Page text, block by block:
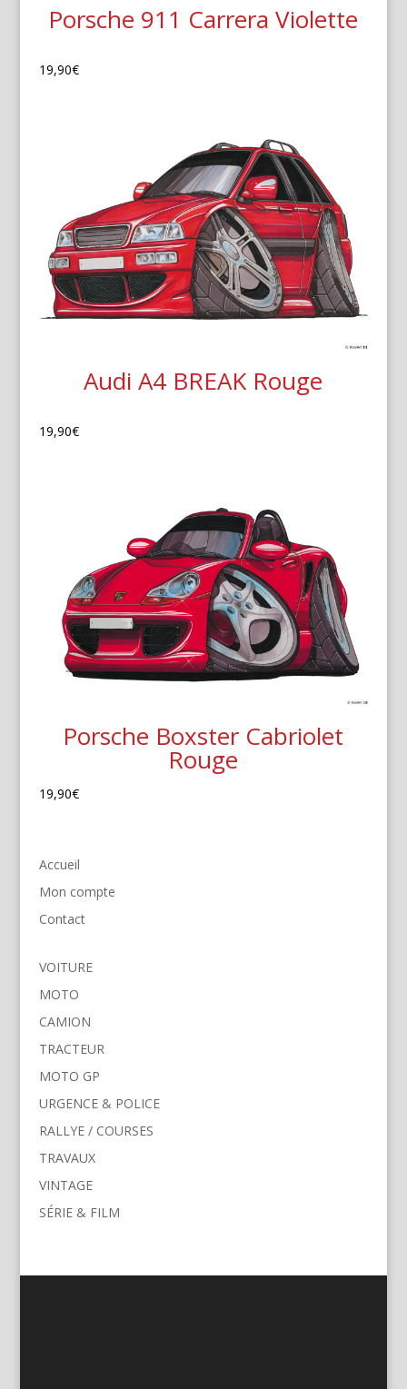
Porsche 911 Carrera Violette
19,90€
Audi A4 BREAK Rouge
19,90€
Porsche Boxster Cabriolet
Rouge
19,90€
Accueil
Mon compte
Contact
VOITURE
MOTO
CAMION
TRACTEUR
MOTO GP
URGENCE & POLICE
RALLYE / COURSES
TRAVAUX
VINTAGE
SÉRIE & FILM